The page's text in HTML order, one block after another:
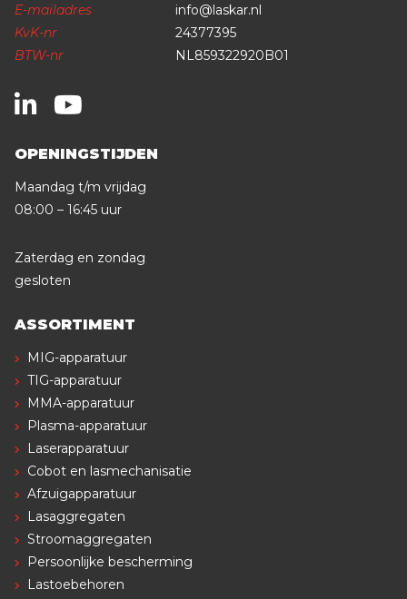
E-mailadres
info@laskar.nl
KvK-nr
24377395
BTW-nr
NL859322920B01
OPENINGSTIJDEN
Maandag t/m vrijdag
08:00 – 16:45 uur
Zaterdag en zondag
gesloten
ASSORTIMENT
MIG-apparatuur
TIG-apparatuur
MMA-apparatuur
Plasma-apparatuur
Laserapparatuur
Cobot en lasmechanisatie
Afzuigapparatuur
Lasaggregaten
Stroomaggregaten
Persoonlijke bescherming
Lastoebehoren